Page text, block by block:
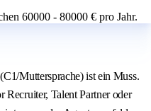
60000 - 80000 € pro Jahr.
Muttersprache) ist ein Muss.
Recruiter, Talent Partner oder